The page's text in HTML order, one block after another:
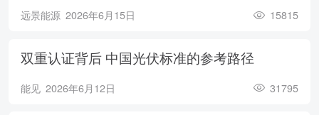
远景能源 2026年6月15日 15815
双重认证背后 中国光伏标准的参考路径
能见 2026年6月12日 31795